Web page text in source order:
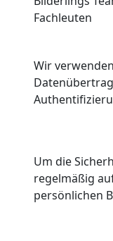
Fachleuten
Wir
Um die
regelmäßig
persönlichen